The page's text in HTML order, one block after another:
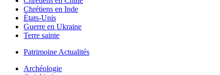
Chrétiens en Inde
États-Unis
Guerre en Ukraine
Terre sainte
Patrimoine Actualités
Archéologie